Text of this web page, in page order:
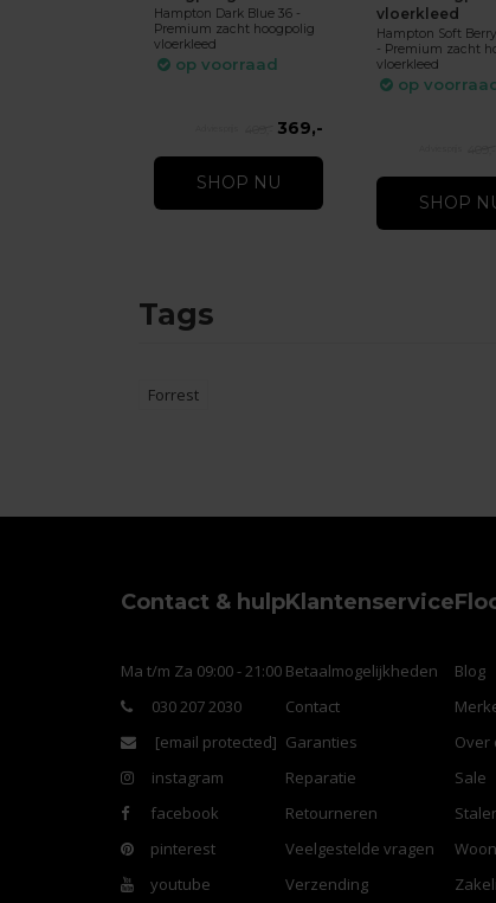
Hampton Dark Blue 36 -
Premium zacht hoogpolig
vloerkleed
op voorraad
369,-
SHOP NU
vloerkleed
Hampton Soft
- Premium zacht
vloerkleed
op
SHOP
Tags
Forrest
Contact & hulp
Ma t/m Za 09:00 - 21:00
030 207 2030
[email protected]
instagram
facebook
pinterest
youtube
Klantenservice
Betaalmogelijkheden
Contact
Garanties
Reparatie
Retourneren
Veelgestelde vragen
Verzending
Blog
Over
Sale